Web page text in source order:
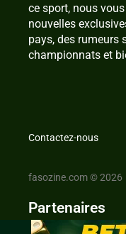
ce sport, nous
nouvelles
pays, des rumeurs
championnats et
Contactez-nous
fasozine.com © 2026
Partenaires